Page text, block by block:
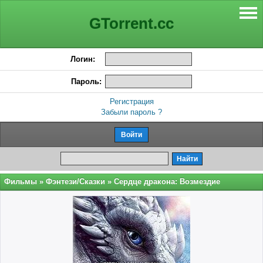
GTorrent.cc
Логин:
Пароль:
Регистрация
Забыли пароль ?
Фильмы » Фэнтези/Сказки » Сердце дракона: Возмездие